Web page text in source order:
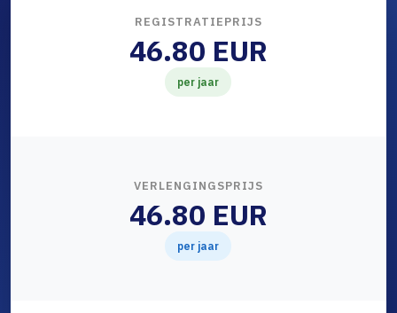
REGISTRATIEPRIJS
46.80 EUR
per jaar
VERLENGINGSPRIJS
46.80 EUR
per jaar